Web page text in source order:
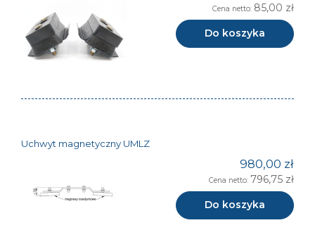
Cena netto: 85,00 zł
Do koszyka
Uchwyt magnetyczny UMLZ
980,00 zł
Cena netto: 796,75 zł
Do koszyka